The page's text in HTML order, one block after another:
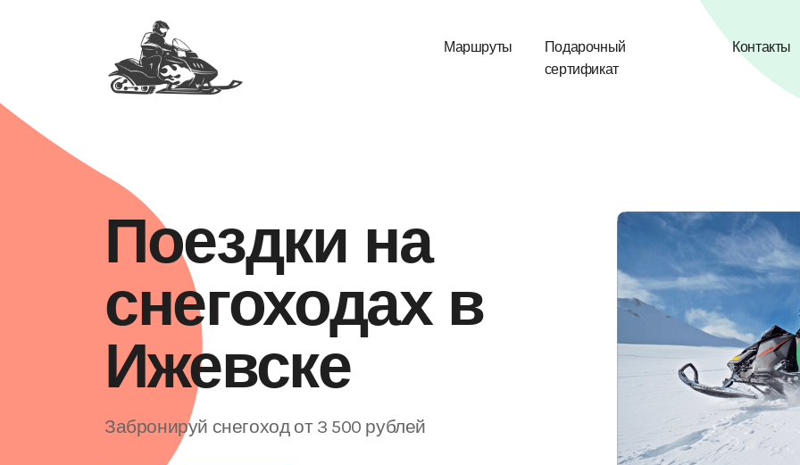
Маршруты
Подарочный
сертификат
Контакты
Поездки на
снегоходах в
Ижевске
Забронируй снегоход от 3 500 рублей